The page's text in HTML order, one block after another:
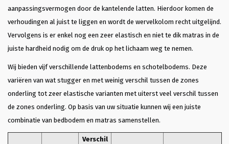
aanpassingsvermogen door de kantelende latten. Hierdoor komen de
verhoudingen al juist te liggen en wordt de wervelkolom recht uitgelijnd.
Vervolgens is er enkel nog een zeer elastisch en niet te dik matras in de
juiste hardheid nodig om de druk op het lichaam weg te nemen.
Wij bieden vijf verschillende lattenbodems en schotelbodems. Deze
variëren van wat stugger en met weinig verschil tussen de zones
onderling tot zeer elastische varianten met uiterst veel verschil tussen
de zones onderling. Op basis van uw situatie kunnen wij een juiste
combinatie van bedbodem en matras samenstellen.
Verschil